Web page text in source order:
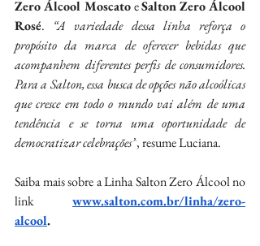
Zero Álcool Moscato e Salton Zero Álcool
Rosé. “A variedade dessa linha reforça o
propósito da marca de oferecer bebidas que
acompanhem diferentes perfis de consumidores.
Para a Salton, essa busca de opções não alcoólicas
que cresce em todo o mundo vai além de uma
tendência e se torna uma oportunidade de
democratizar celebrações”, resume Luciana.
Saiba mais sobre a Linha Salton Zero Álcool no
link www.salton.com.br/linha/zero-
alcool.